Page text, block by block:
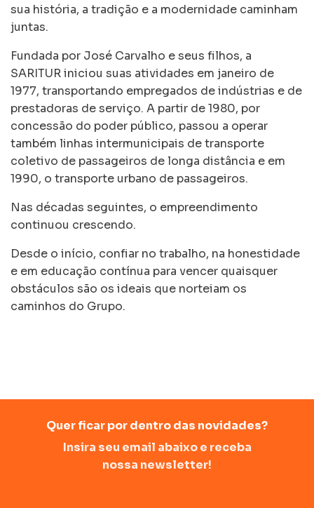
sua história, a tradição e a modernidade caminham
juntas.
Fundada por José Carvalho e seus filhos, a
SARITUR iniciou suas atividades em janeiro de
1977, transportando empregados de indústrias e de
prestadoras de serviço. A partir de 1980, por
concessão do poder público, passou a operar
também linhas intermunicipais de transporte
coletivo de passageiros de longa distância e em
1990, o transporte urbano de passageiros.
Nas décadas seguintes, o empreendimento
continuou crescendo.
Desde o início, confiar no trabalho, na honestidade
e em educação contínua para vencer quaisquer
obstáculos são os ideais que norteiam os
caminhos do Grupo.
Quer ficar por dentro das novidades?
Insira seu email abaixo e receba
nossa newsletter!